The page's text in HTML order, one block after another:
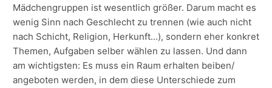
Mädchengruppen ist wesentlich größer. Darum macht es
wenig Sinn nach Geschlecht zu trennen (wie auch nicht
nach Schicht, Religion, Herkunft…), sondern eher konkret
Themen, Aufgaben selber wählen zu lassen. Und dann
am wichtigsten: Es muss ein Raum erhalten beiben/
angeboten werden, in dem diese Unterschiede zum